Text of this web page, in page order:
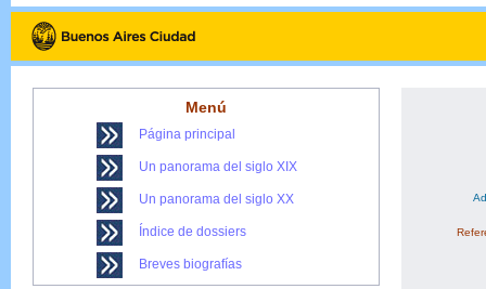
Menú
Página principal
Un panorama del siglo XIX
Un panorama del siglo XX
Índice de dossiers
Breves biografías